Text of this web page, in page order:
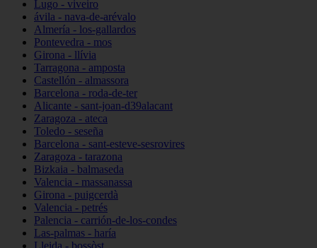
Lugo - viveiro
ávila - nava-de-arévalo
Almería - los-gallardos
Pontevedra - mos
Girona - llívia
Tarragona - amposta
Castellón - almassora
Barcelona - roda-de-ter
Alicante - sant-joan-d39alacant
Zaragoza - ateca
Toledo - seseña
Barcelona - sant-esteve-sesrovires
Zaragoza - tarazona
Bizkaia - balmaseda
Valencia - massanassa
Girona - puigcerdà
Valencia - petrés
Palencia - carrión-de-los-condes
Las-palmas - haría
Lleida - bossòst